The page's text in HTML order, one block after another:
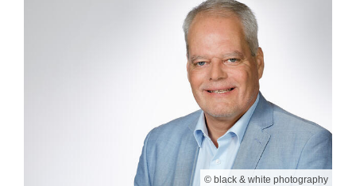
© black & white photography